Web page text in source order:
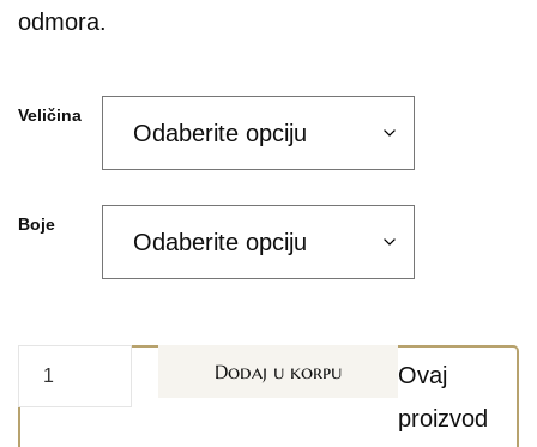
odmora.
Veličina
Boje
Dodaj u korpu
Ovaj
proizvod